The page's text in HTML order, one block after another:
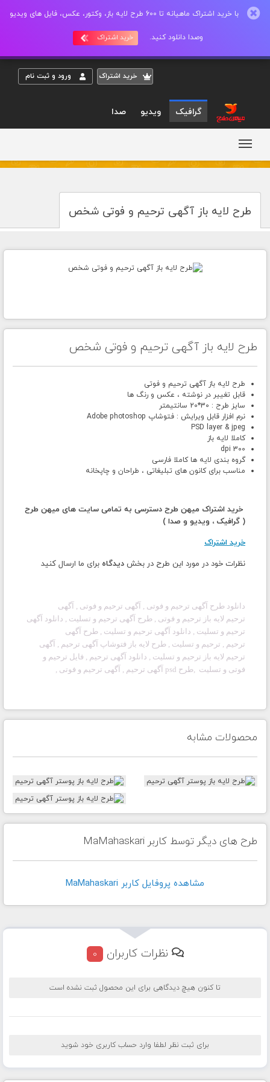
با خرید اشتراک ماهیانه تا 600 طرح لایه باز، وکتور، عکس، فایل های ویدیو
وصدا دانلود کنید. خرید اشتراک
خريد اشتراک ورود و ثبت نام
گرافیک ویدیو صدا
طرح لایه باز آگهی ترحیم و فوتی شخص
طرح لایه باز آگهی ترحیم و فوتی شخص
طرح لایه باز آگهی ترحیم و فوتی
قابل تغییر در نوشته ، عکس و رنگ ها
سایز طرح : 30*20 سانتیمتر
نرم افزار قابل ویرایش : فتوشاپ Adobe photoshop
PSD layer & jpeg
کاملا لایه باز
300 dpi
گروه بندی لایه ها کاملا فارسی
مناسب برای کانون های تبلیغاتی ، طراحان و چاپخانه
خرید اشتراک میهن طرح دسترسی به تمامی سایت های میهن طرح
( گرافیک ، ویدیو و صدا )
خرید اشتراک
نظرات خود در مورد این طرح در بخش دیدگاه برای ما ارسال کنید
دانلود طرح آگهی ترحیم و فوتی , آگهی ترحیم و فوتی , آگهی
ترحیم لایه باز ترحیم و فوتی , طرح آگهی ترحیم و تسلیت , دانلود آگهی
ترحیم و تسلیت , دانلود آگهی ترحیم و تسلیت , طرح آگهی
ترحیم , ترحیم و تسلیت , طرح لایه باز فتوشاپ آگهی ترحیم , آگهی
ترحیم لایه باز ترحیم و تسلیت , دانلود آگهی ترحیم , فایل ترحیم و
فوتی و تسلیت ,طرح psd آگهی ترحیم , آگهی ترحیم و فوتی ,
محصولات مشابه
طرح های دیگر توسط کاربر MaMahaskari
مشاهده پروفايل کاربر MaMahaskari
نظرات کاربران 0
تا کنون هیچ دیدگاهی برای این محصول ثبت نشده است
برای ثبت نظر لطفا وارد حساب کاربری خود شوید